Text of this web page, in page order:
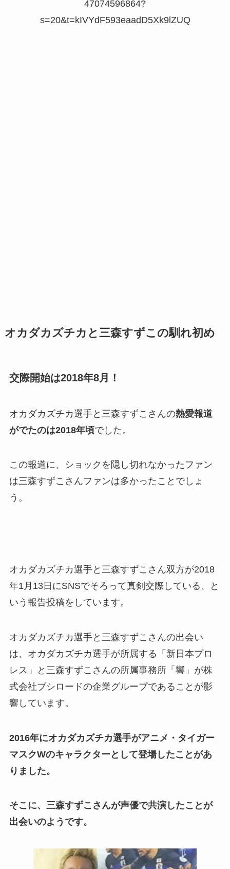
47074596864?
s=20&t=kIVYdF593eaadD5Xk9lZUQ
オカダカズチカと三森すずこの馴れ初め
交際開始は2018年8月！
オカダカズチカ選手と三森すずこさんの熱愛報道
がでたのは2018年頃でした。
この報道に、ショックを隠し切れなかったファン
は三森すずこさんファンは多かったことでしょ
う。
オカダカズチカ選手と三森すずこさん双方が2018
年1月13日にSNSでそろって真剣交際している、と
いう報告投稿をしています。
オカダカズチカ選手と三森すずこさんの出会い
は、オカダカズチカ選手が所属する「新日本プロ
レス」と三森すずこさんの所属事務所「響」が株
式会社ブシロードの企業グループであることが影
響しています。
2016年にオカダカズチカ選手がアニメ・タイガー
マスクWのキャラクターとして登場したことがあ
りました。
そこに、三森すずこさんが声優で共演したことが
出会いのようです。